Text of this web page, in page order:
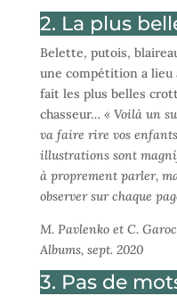
2. La plus
Belette, putois,
une compétition a
fait les plus belles
chasseur… « Voilà un
va faire rire vos
illustrations sont
à proprement parler,
observer sur chaque
M. Pavlenko et C.
Albums, sept. 2020
3. Pas de